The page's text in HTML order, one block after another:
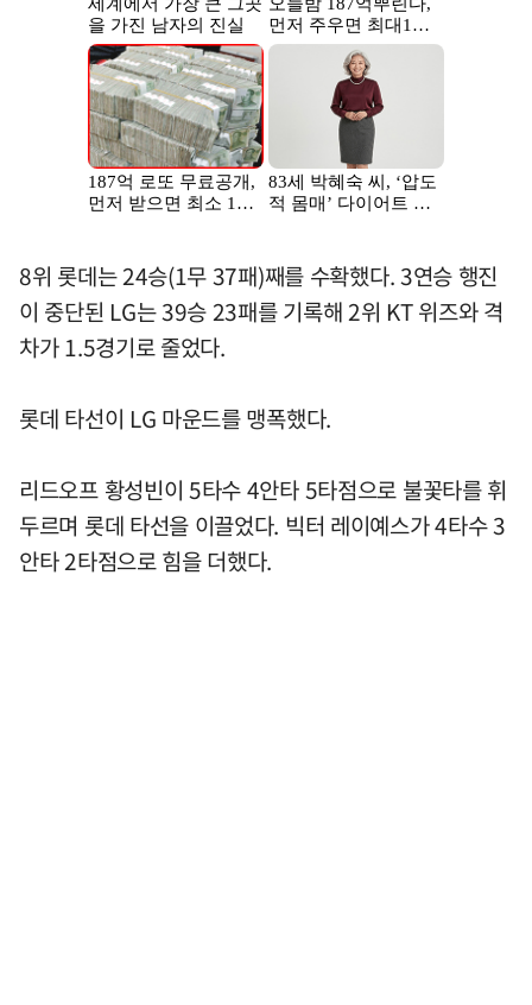
8위 롯데는 24승(1무 37패)째를 수확했다. 3연승 행진
이 중단된 LG는 39승 23패를 기록해 2위 KT 위즈와 격
차가 1.5경기로 줄었다.
롯데 타선이 LG 마운드를 맹폭했다.
리드오프 황성빈이 5타수 4안타 5타점으로 불꽃타를 휘
두르며 롯데 타선을 이끌었다. 빅터 레이예스가 4타수 3
안타 2타점으로 힘을 더했다.